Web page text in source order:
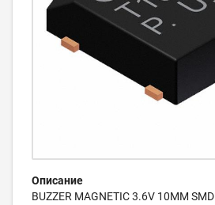
Описание
BUZZER MAGNETIC 3.6V 10MM SMD